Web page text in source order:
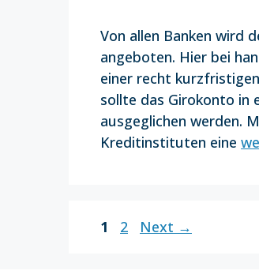
Von allen Banken wird
angeboten. Hier bei
einer recht
sollte das Girokonto in
ausgeglichen werden.
Kreditinstituten eine
Page
1 Page
2 Next →